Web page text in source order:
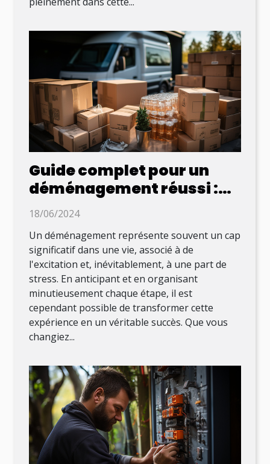
Guide complet pour un
déménagement réussi :
conseils pratiques et
18/06/2024
Un déménagement représente souvent un cap
significatif dans une vie, associé à de
l'excitation et, inévitablement, à une part de
stress. En anticipant et en organisant
minutieusement chaque étape, il est
cependant possible de transformer cette
expérience en un véritable succès. Que vous
changiez...